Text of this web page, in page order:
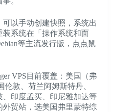
可以手动创建快照，系统出
装系统在「操作系统和面
等主流发行版，点点鼠
VPS目前覆盖：美国（弗
伦敦、荷兰阿姆斯特丹、
印度孟买、印尼雅加达等
贸站，选美国弗里蒙特综